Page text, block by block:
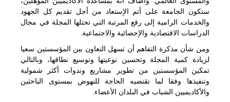
ستكون الجامعة على أتم الإستعاد من أجل تقديم كل الجهود
والخدمات الرامية إلى رفع المرتبة التي تحتلها المجلة في مجال
الدراسات الاقتصادية والإحصائية والاجتماعية.
ومن شأن مذكرة التفاهم أن تسهل التعاون بين المؤسستين سعيا
لزيادة كمية المجلة وتحسين نوعيتها وتوسيع نطاقها، وبالتالي
تمكين المؤسستين من تطوير مشاريع وندوات أكثر شمولية
وتنفيذها وفقا لما تقتضيه الحاجة للنهوض بمستوى الباحثين
والأكاديميين الشباب في البلدان الأعضاء.